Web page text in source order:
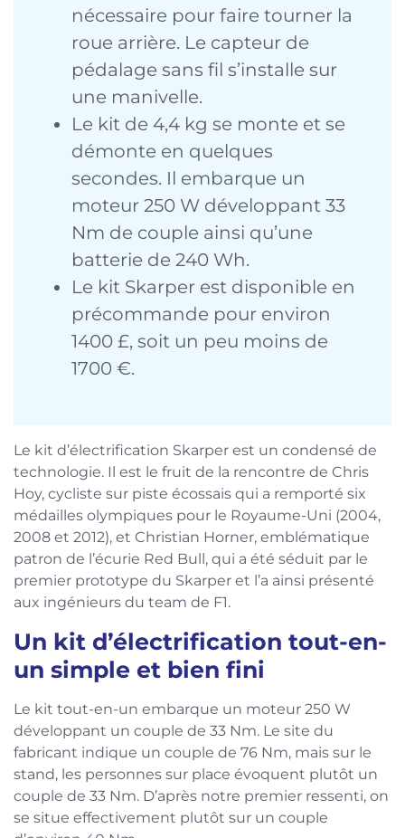
nécessaire pour faire tourner la
roue arrière. Le capteur de
pédalage sans fil s’installe sur
une manivelle.
Le kit de 4,4 kg se monte et se
démonte en quelques
secondes. Il embarque un
moteur 250 W développant 33
Nm de couple ainsi qu’une
batterie de 240 Wh.
Le kit Skarper est disponible en
précommande pour environ
1400 £, soit un peu moins de
1700 €.
Le kit d’électrification Skarper est un condensé de
technologie. Il est le fruit de la rencontre de Chris
Hoy, cycliste sur piste écossais qui a remporté six
médailles olympiques pour le Royaume-Uni (2004,
2008 et 2012), et Christian Horner, emblématique
patron de l’écurie Red Bull, qui a été séduit par le
premier prototype du Skarper et l’a ainsi présenté
aux ingénieurs du team de F1.
Un kit d’électrification tout-en-
un simple et bien fini
Le kit tout-en-un embarque un moteur 250 W
développant un couple de 33 Nm. Le site du
fabricant indique un couple de 76 Nm, mais sur le
stand, les personnes sur place évoquent plutôt un
couple de 33 Nm. D’après notre premier ressenti, on
se situe effectivement plutôt sur un couple